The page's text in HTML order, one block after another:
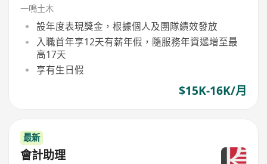
一鳴土木
設年度表現獎金，根據個人及團隊績效發放
入職首年享12天有薪年假，隨服務年資遞增至最
高17天
享有生日假
$15K-16K/月
最新
會計助理